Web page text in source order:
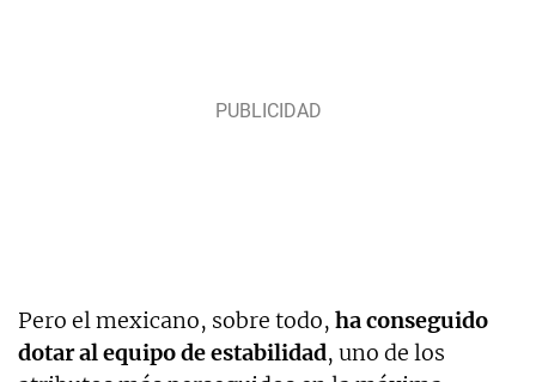
Pero el mexicano, sobre todo, ha conseguido
dotar al equipo de estabilidad, uno de los